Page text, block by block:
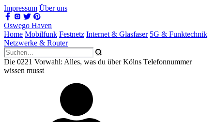
Impressum Über uns
Oswego Haven
Home Mobilfunk Festnetz Internet & Glasfaser 5G & Funktechnik
Netzwerke & Router
Die 0221 Vorwahl: Alles, was du über Kölns Telefonnummer
wissen musst